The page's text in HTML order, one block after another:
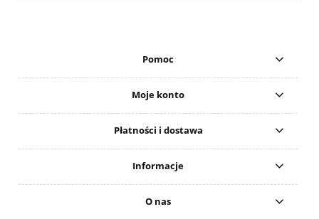
Pomoc
Moje konto
Płatności i dostawa
Informacje
O nas